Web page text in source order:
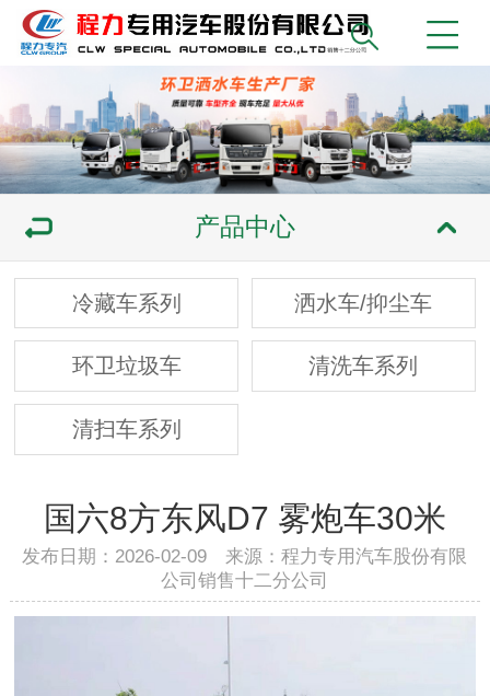
产品中心
冷藏车系列 洒水车/抑尘车
环卫垃圾车 清洗车系列
清扫车系列
国六8方东风D7 雾炮车30米
发布日期：2026-02-09 来源：程力专用汽车股份有限
公司销售十二分公司